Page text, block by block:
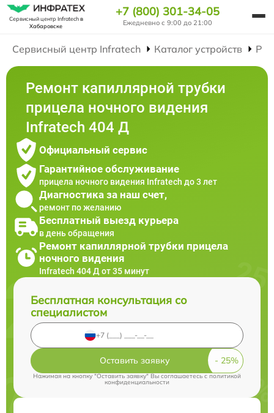
Сервисный центр Infratechв
Хабаровске
+7 (800) 301-34-05
Ежедневно с 9:00 до 21:00
Сервисный центр Infratech Каталог устройств
Ремонт капиллярной трубки
прицела ночного видения
Infratech 404 Д
Официальный сервис
Гарантийное обслуживание
прицела ночного видения Infratech до 3 лет
Диагностика за наш счет,
ремонт по желанию
Бесплатный выезд курьера
в день обращения
Ремонт капиллярной трубки прицела
ночного видения
Infratech 404 Д от 35 минут
Бесплатная консультация со
специалистом
Оставить заявку
Нажимая на кнопку "Оставить заявку" Вы соглашаетесь cполитикой
конфиденциальности